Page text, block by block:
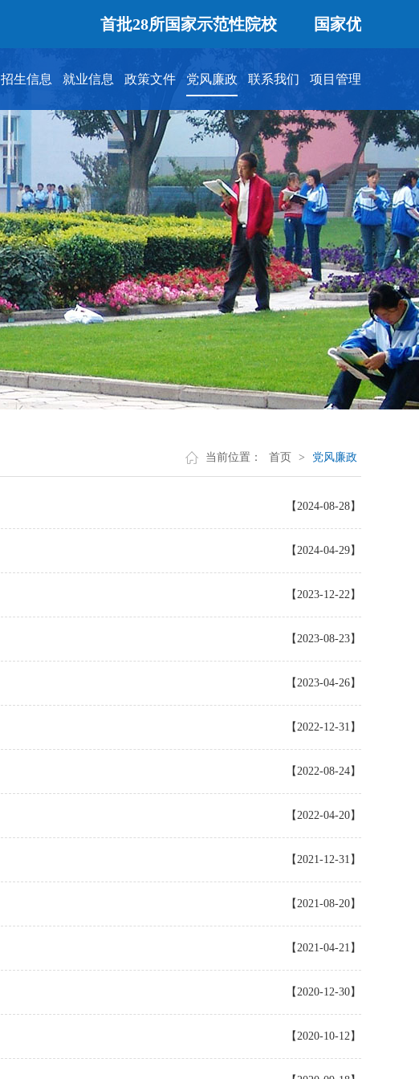
首批28所国家示范性院校 国家优质专科高
招生信息 就业信息 政策文件 党风廉政 联系我们 项目管理
当前位置： 首页 > 党风廉政
【2024-08-28】
【2024-04-29】
【2023-12-22】
【2023-08-23】
【2023-04-26】
【2022-12-31】
【2022-08-24】
【2022-04-20】
【2021-12-31】
【2021-08-20】
【2021-04-21】
【2020-12-30】
【2020-10-12】